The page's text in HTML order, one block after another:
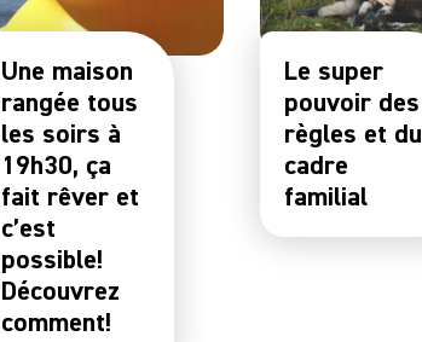
Une maison
rangée tous
les soirs à
19h30, ça
fait rêver et
c’est
possible!
Découvrez
comment!
Le super
pouvoir des
règles et du
cadre
familial